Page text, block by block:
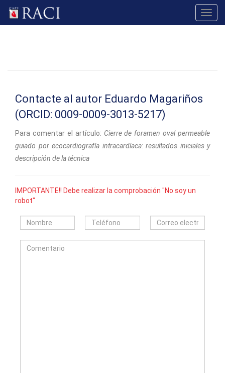
Contacte al autor Eduardo Magariños
(ORCID: 0009-0009-3013-5217)
Para comentar el artículo: Cierre de foramen oval permeable
guiado por ecocardiografía intracardíaca: resultados iniciales y
descripción de la técnica
IMPORTANTE!! Debe realizar la comprobación "No soy un
robot"